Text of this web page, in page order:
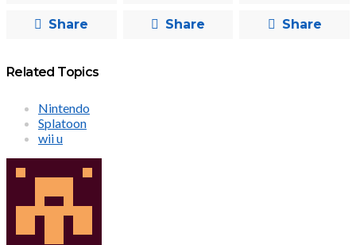
Share Share Share
Related Topics
Nintendo
Splatoon
wii u